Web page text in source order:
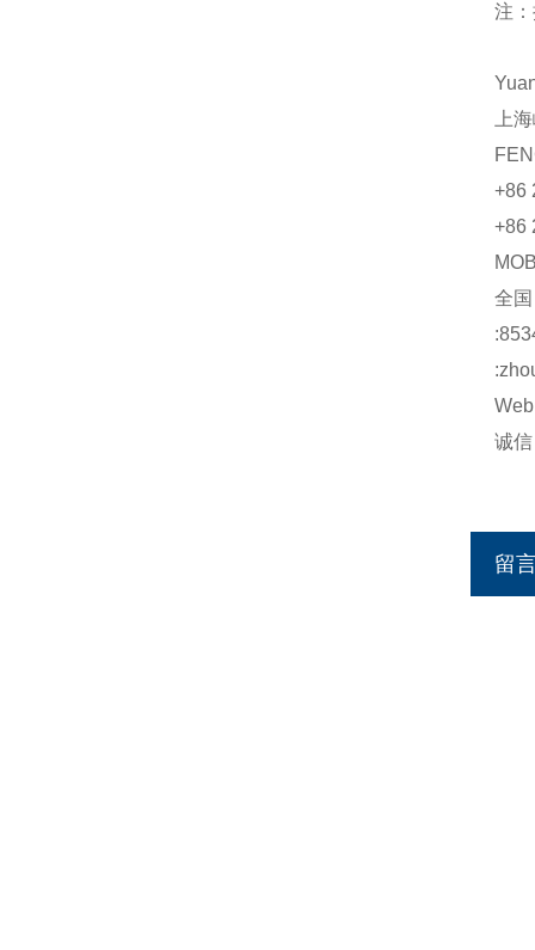
注
上
+86
+86
全
诚
留